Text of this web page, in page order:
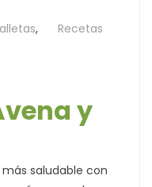
,
Recetas
y
saludable con